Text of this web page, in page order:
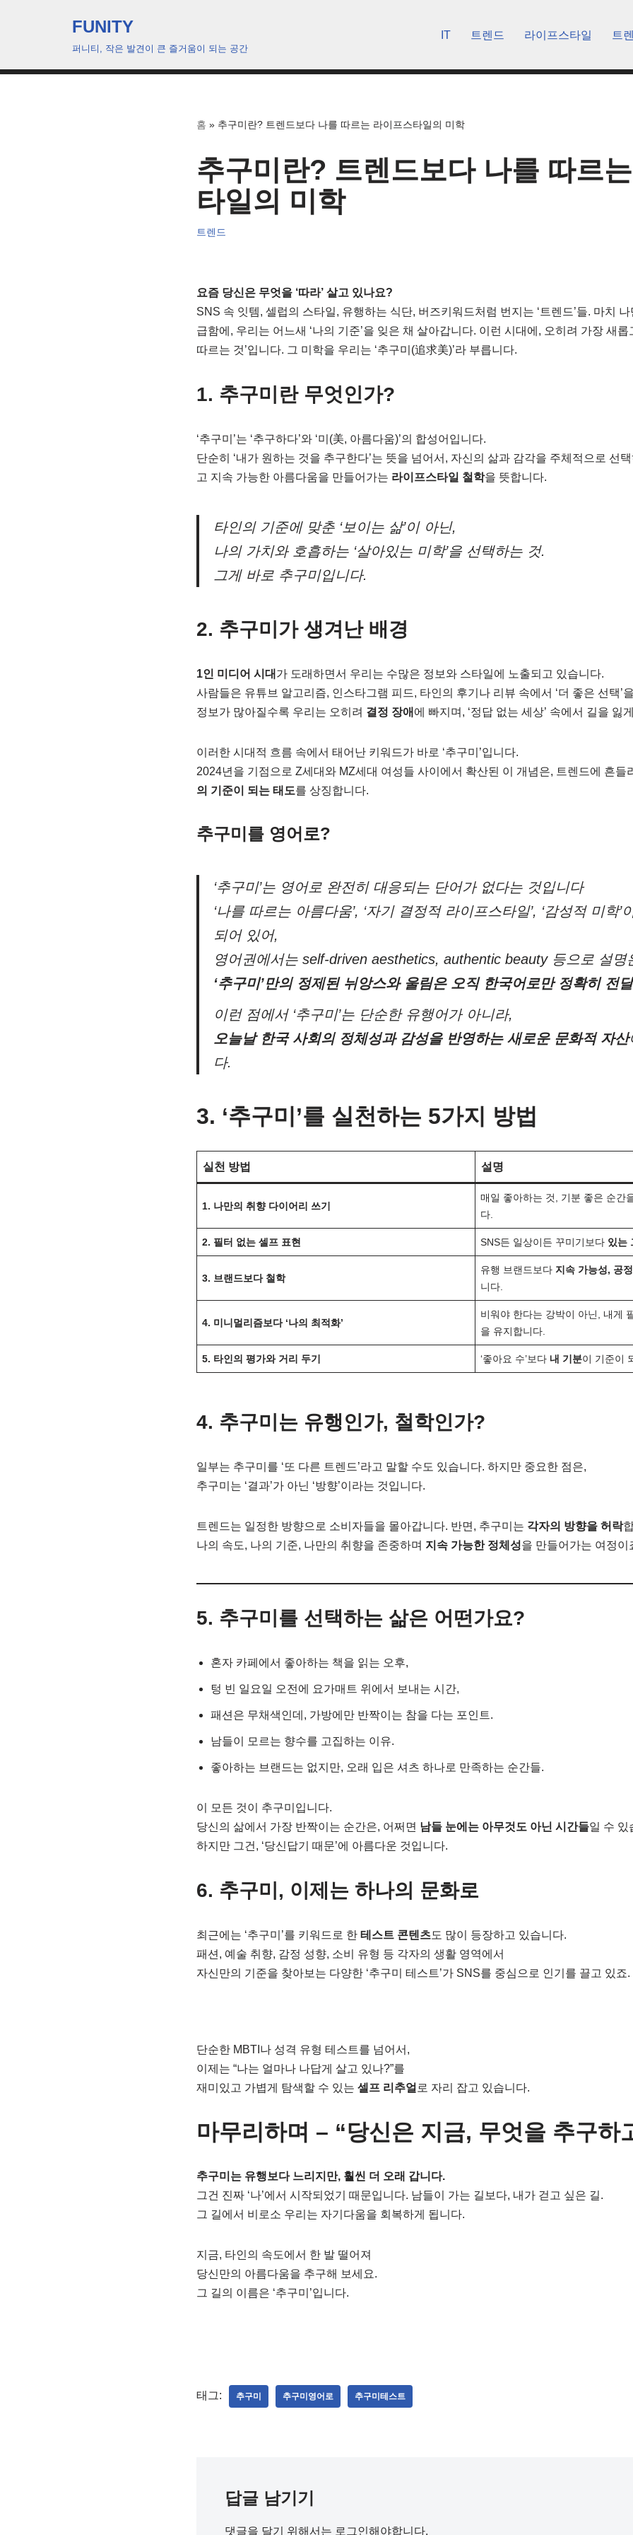
츠
FUNITY
퍼니티, 작은 발견이 큰 즐거움이 되는 공간
IT 트렌드 라이프스타일 트
홈 » 추구미란? 트렌드보다 나를 따르는 라이프스타일의 미학
추구미란? 트렌드보다 나를 따르
타일의 미학
트렌드
요즘 당신은 무엇을 ‘따라’ 살고 있나요?
SNS 속 잇템, 셀럽의 스타일, 유행하는 식단, 버즈키워드처럼 번지는 ‘트렌드’들. 마치
급함에, 우리는 어느새 ‘나의 기준’을 잊은 채 살아갑니다. 이런 시대에, 오히려 가장 새롭
따르는 것’입니다. 그 미학을 우리는 ‘추구미(追求美)’라 부릅니다.
1. 추구미란 무엇인가?
‘추구미’는 ‘추구하다’와 ‘미(美, 아름다움)’의 합성어입니다.
단순히 ‘내가 원하는 것을 추구한다’는 뜻을 넘어서, 자신의 삶과 감각을 주체적으로 선
고 지속 가능한 아름다움을 만들어가는 라이프스타일 철학을 뜻합니다.
타인의 기준에 맞춘 ‘보이는 삶’이 아닌,
나의 가치와 호흡하는 ‘살아있는 미학’을 선택하는 것.
그게 바로 추구미입니다.
2. 추구미가 생겨난 배경
1인 미디어 시대 가 도래하면서 우리는 수많은 정보와 스타일에 노출되고 있습니다.
사람들은 유튜브 알고리즘, 인스타그램 피드, 타인의 후기나 리뷰 속에서 ‘더 좋은 선택’
정보가 많아질수록 우리는 오히려 결정 장애 에 빠지며, ‘정답 없는 세상’ 속에서 길을 잃
이러한 시대적 흐름 속에서 태어난 키워드가 바로 ‘추구미’입니다.
2024년을 기점으로 Z세대와 MZ세대 여성들 사이에서 확산된 이 개념은, 트렌드에 흔들
의 기준이 되는 태도를 상징합니다.
추구미를 영어로?
‘추구미’는 영어로 완전히 대응되는 단어가 없다는 것입니다
‘나를 따르는 아름다움’, ‘자기 결정적 라이프스타일’, ‘감성적 미학
되어 있어,
영어권에서는 self-driven aesthetics, authentic beauty등으로 설명
‘추구미’만의 정제된 뉘앙스와 울림은 오직 한국어로만 정확히 전
이런 점에서 ‘추구미’는 단순한 유행어가 아니라,
오늘날 한국 사회의 정체성과 감성을 반영하는 새로운 문화적 자산
다.
3. ‘추구미’를 실천하는 5가지 방법
실천 방법 설명
1. 나만의 취향 다이어리 쓰기
매일 좋아하는 것, 기분 좋은 순간
다.
2. 필터 없는 셀프 표현 SNS든 일상이든 꾸미기보다 있는
3. 브랜드보다 철학
유행 브랜드보다 지속 가능성, 공
니다.
4. 미니멀리즘보다 ‘나의 최적화’
비워야 한다는 강박이 아닌, 내게
을 유지합니다.
5. 타인의 평가와 거리 두기 ‘좋아요 수’보다 내 기분이 기준이
4. 추구미는 유행인가, 철학인가?
일부는 추구미를 ‘또 다른 트렌드’라고 말할 수도 있습니다. 하지만 중요한 점은,
추구미는 ‘결과’가 아닌 ‘방향’이라는 것입니다.
트렌드는 일정한 방향으로 소비자들을 몰아갑니다. 반면, 추구미는 각자의 방향을 허락
나의 속도, 나의 기준, 나만의 취향을 존중하며 지속 가능한 정체성을 만들어가는 여정이
5. 추구미를 선택하는 삶은 어떤가요?
혼자 카페에서 좋아하는 책을 읽는 오후,
텅 빈 일요일 오전에 요가매트 위에서 보내는 시간,
패션은 무채색인데, 가방에만 반짝이는 참을 다는 포인트.
남들이 모르는 향수를 고집하는 이유.
좋아하는 브랜드는 없지만, 오래 입은 셔츠 하나로 만족하는 순간들.
이 모든 것이 추구미입니다.
당신의 삶에서 가장 반짝이는 순간은, 어쩌면 남들 눈에는 아무것도 아닌 시간들일 수 있
하지만 그건, ‘당신답기 때문’에 아름다운 것입니다.
6. 추구미, 이제는 하나의 문화로
최근에는 ‘추구미’를 키워드로 한 테스트 콘텐츠도 많이 등장하고 있습니다.
패션, 예술 취향, 감정 성향, 소비 유형 등 각자의 생활 영역에서
자신만의 기준을 찾아보는 다양한 ‘추구미 테스트’가 SNS를 중심으로 인기를 끌고 있죠.
단순한 MBTI나 성격 유형 테스트를 넘어서,
이제는 “나는 얼마나 나답게 살고 있나?”를
재미있고 가볍게 탐색할 수 있는 셀프 리추얼 로 자리 잡고 있습니다.
마무리하며 – “당신은 지금, 무엇을 추구하
추구미는 유행보다 느리지만, 훨씬 더 오래 갑니다.
그건 진짜 ‘나’에서 시작되었기 때문입니다. 남들이 가는 길보다, 내가 걷고 싶은 길.
그 길에서 비로소 우리는 자기다움을 회복하게 됩니다.
지금, 타인의 속도에서 한 발 떨어져
당신만의 아름다움을 추구해 보세요.
그 길의 이름은 ‘추구미’입니다.
태그: 추구미 추구미영어로 추구미테스트
답글 남기기
댓글을 달기 위해서는 로그인해야합니다.